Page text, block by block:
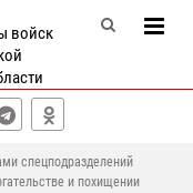
войск
спецподразделений
и похищении